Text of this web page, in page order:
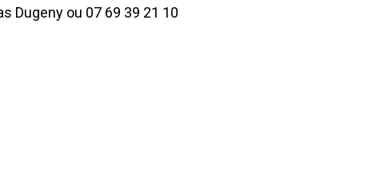
Dugeny ou 07 69 39 21 10